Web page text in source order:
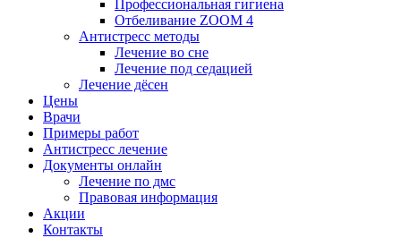
Профессиональная гигиена
Отбеливание ZOOM 4
Антистресс методы
Лечение во сне
Лечение под седацией
Лечение дёсен
Цены
Врачи
Примеры работ
Антистресс лечение
Документы онлайн
Лечение по дмс
Правовая информация
Акции
Контакты